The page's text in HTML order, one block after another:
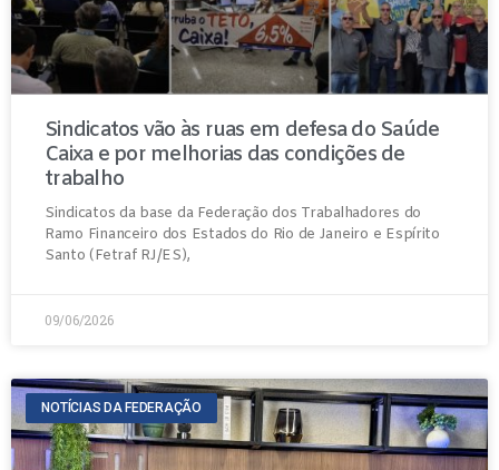
Sindicatos vão às ruas em defesa do Saúde
Caixa e por melhorias das condições de
trabalho
Sindicatos da base da Federação dos Trabalhadores do
Ramo Financeiro dos Estados do Rio de Janeiro e Espírito
Santo (Fetraf RJ/ES),
09/06/2026
NOTÍCIAS DA FEDERAÇÃO